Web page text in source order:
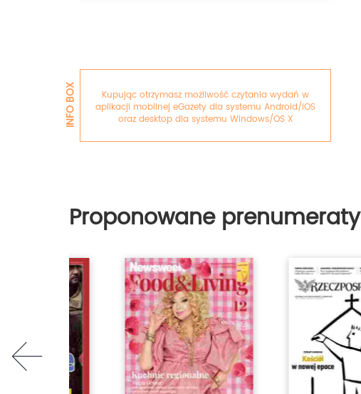
INFO BOX
Kupując otrzymasz możliwość czytania wydań w
aplikacji mobilnej eGazety dla systemu Android/iOS
oraz desktop dla systemu Windows/OS X
Proponowane prenumeraty